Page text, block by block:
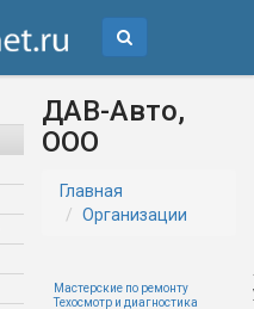
ДАВ-Авто,
ООО
Главная
Организации
Мастерские по ремонту
Техосмотр и диагностика